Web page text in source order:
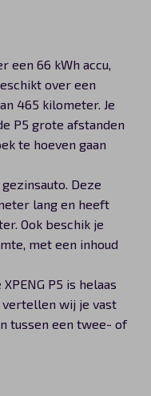
een 66 kWh accu,
over een
465 kilometer. Je
P5 grote afstanden
te hoeven gaan
Deze
lang en heeft
Ook beschik je
met een inhoud
P5 is helaas
vertellen wij je vast
tussen een twee- of